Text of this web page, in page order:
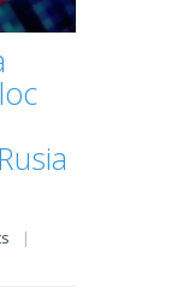
|